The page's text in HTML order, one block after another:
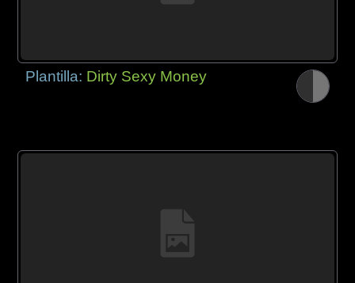
Plantilla: Dirty Sexy Money